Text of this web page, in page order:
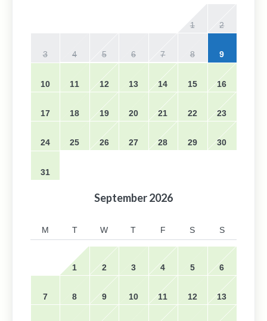
1 2
3 4 5 6 7 8 9
10 11 12 13 14 15 16
17 18 19 20 21 22 23
24 25 26 27 28 29 30
31
September2026
M T W T F S S
1 2 3 4 5 6
7 8 9 10 11 12 13